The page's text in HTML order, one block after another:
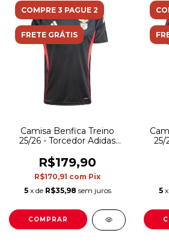
COMPRE 3 PAGUE 2
FRETE GRÁTIS
Camisa Benfica Treino
25/26 - Torcedor Adidas
R$179,90
R$170,91 com Pix
5 x de R$35,98 sem juros
COMPRAR
25/
5